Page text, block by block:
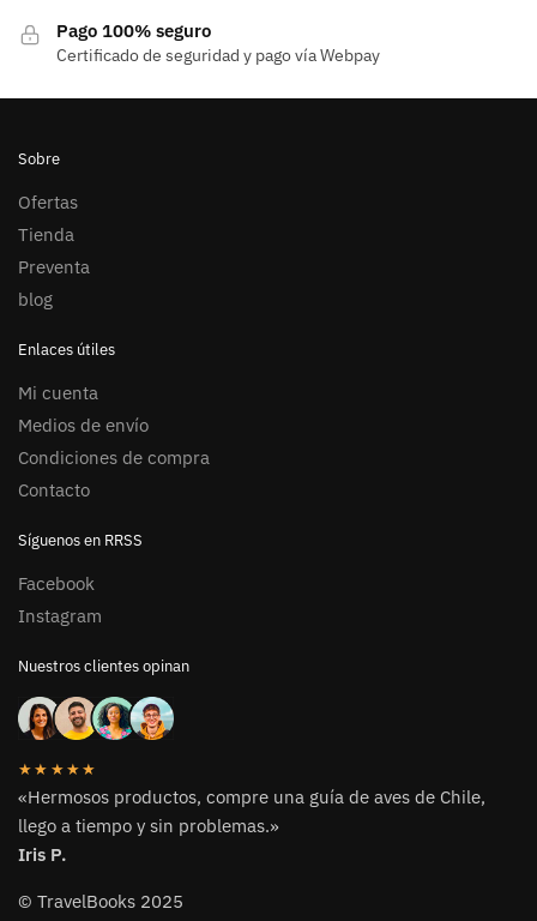
Pago 100% seguro
Certificado de seguridad y pago vía Webpay
Sobre
Ofertas
Tienda
Preventa
blog
Enlaces útiles
Mi cuenta
Medios de envío
Condiciones de compra
Contacto
Síguenos en RRSS
Facebook
Instagram
Nuestros clientes opinan
★★★★★
«Hermosos productos, compre una guía de aves de Chile,
llego a tiempo y sin problemas.»
Iris P.
© TravelBooks 2025